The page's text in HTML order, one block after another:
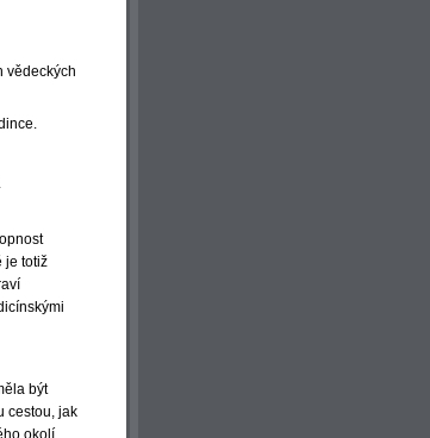
vědeckých
je totiž
být
cestou, jak